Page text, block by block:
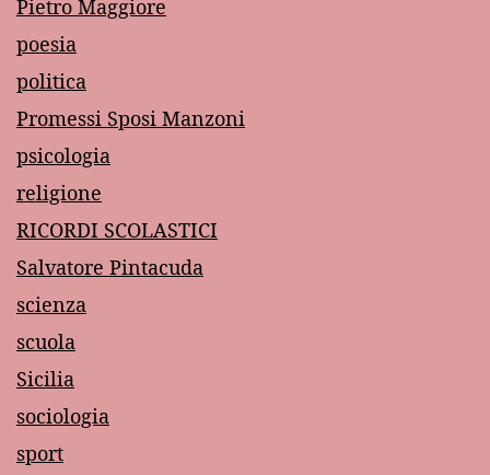
Pietro Maggiore
poesia
politica
Promessi Sposi Manzoni
psicologia
religione
RICORDI SCOLASTICI
Salvatore Pintacuda
scienza
scuola
Sicilia
sociologia
sport